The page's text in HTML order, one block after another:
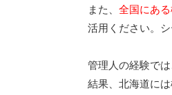
また、 全国にあ
活用ください。
管理人の経験で
結果、北海道に